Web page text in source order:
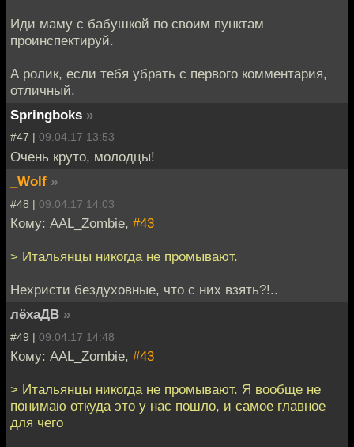
Иди маму с бабушкой по своим пунктам
проинспектируй.
А ролик, если тебя убрать с первого комментария,
отличный.
Springboks »
#47 | 09.04.17 13:53
Очень круто, молодцы!
_Wolf »
#48 | 09.04.17 14:03
Кому: AAL_Zombie, #43
> Итальянцы никогда не промывают.
Нехристи бездуховные, что с них взять?!..
лёхаДВ »
#49 | 09.04.17 14:48
Кому: AAL_Zombie, #43
> Итальянцы никогда не промывают. Я вообще не
понимаю откуда это у нас пошло, и самое главное
для чего